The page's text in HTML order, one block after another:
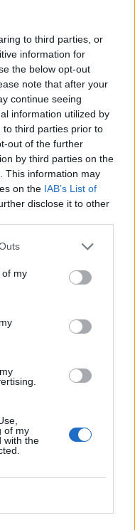
to third parties, or
information for
the below opt-out
note that after your
continue seeing
information utilized by
to third parties prior to
out of the further
by third parties on the
This information may
on the IAB’s List of
disclose it to other
of my
of my
with the
šīs saslimšanas
trešais